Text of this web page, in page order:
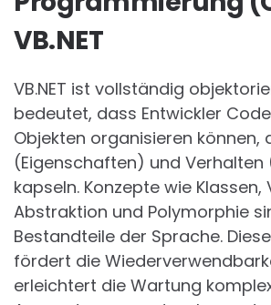
VB.NET
VB.NET ist vollständig
bedeutet, dass Entwickler
Objekten organisieren können,
(Eigenschaften) und Verhalten
kapseln. Konzepte wie Klassen,
Abstraktion und Polymorphie
Bestandteile der Sprache.
fördert die
erleichtert die Wartung